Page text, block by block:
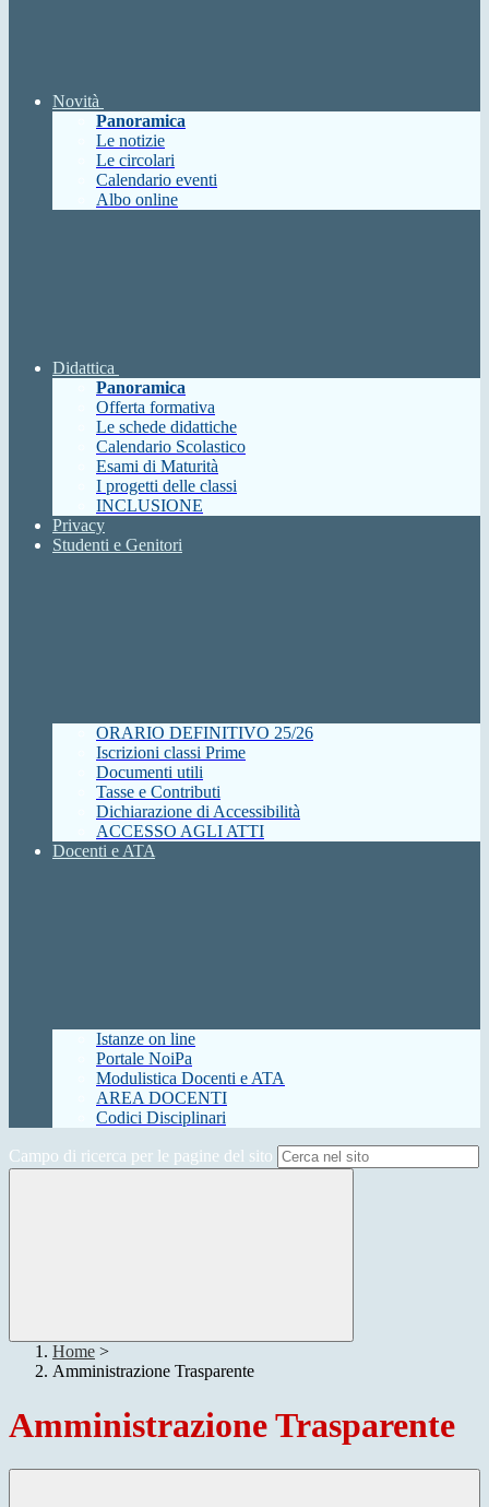
Novità
Panoramica
Le notizie
Le circolari
Calendario eventi
Albo online
Didattica
Panoramica
Offerta formativa
Le schede didattiche
Calendario Scolastico
Esami di Maturità
I progetti delle classi
INCLUSIONE
Privacy
Studenti e Genitori
ORARIO DEFINITIVO 25/26
Iscrizioni classi Prime
Documenti utili
Tasse e Contributi
Dichiarazione di Accessibilità
ACCESSO AGLI ATTI
Docenti e ATA
Istanze on line
Portale NoiPa
Modulistica Docenti e ATA
AREA DOCENTI
Codici Disciplinari
Campo di ricerca per le pagine del sito
Home >
Amministrazione Trasparente
Amministrazione Trasparente